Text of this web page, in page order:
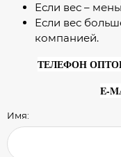
Если вес –
Если вес
компанией.
ТЕЛЕФОН
E-
Имя: